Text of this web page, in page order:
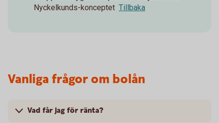
Nyckelkunds-konceptet Tillbaka
Vanliga frågor om bolån
Vad får jag för ränta?